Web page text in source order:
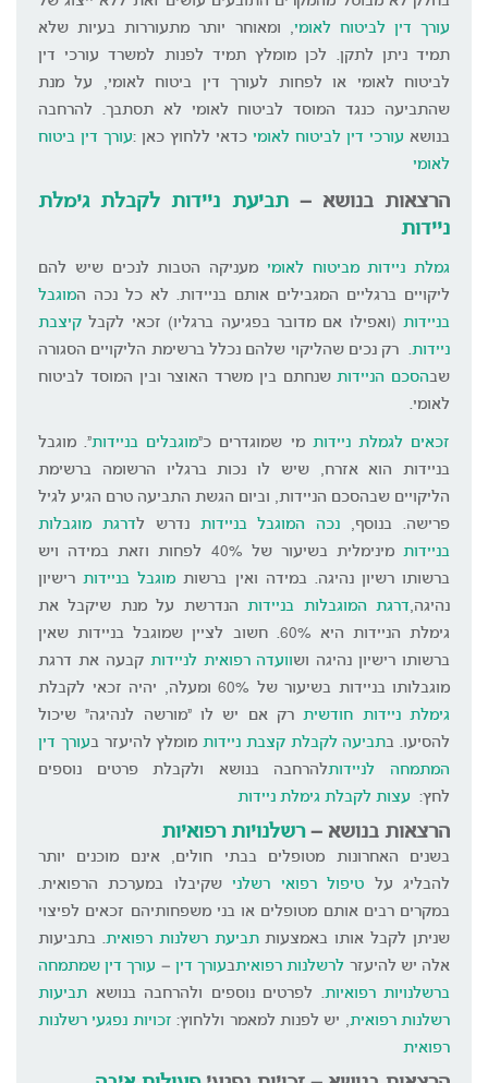
עורך דין לביטוח לאומי, ומאוחר יותר מתעוררות בעיות שלא
תמיד ניתן לתקן. לכן מומלץ תמיד לפנות למשרד עורכי דין
לביטוח לאומי או לפחות לעורך דין ביטוח לאומי, על מנת
שהתביעה כנגד המוסד לביטוח לאומי לא תסתבך. להרחבה
בנושא עורכי דין לביטוח לאומי כדאי ללחוץ כאן :עורך דין ביטוח
לאומי
הרצאות בנושא –תביעת ניידות לקבלת גימלת
ניידות
גמלת ניידות מביטוח לאומי מעניקה הטבות לנכים שיש להם
ליקויים ברגליים המגבילים אותם בניידות. לא כל נכה המוגבל
בניידות (ואפילו אם מדובר בפגיעה ברגליו) זכאי לקבל קיצבת
ניידות. רק נכים שהליקוי שלהם נכלל ברשימת הליקויים הסגורה
שבהסכם הניידותשנחתם בין משרד האוצר ובין המוסד לביטוח
לאומי.
זכאים לגמלת ניידות מי שמוגדרים כ"מוגבלים בניידות". מוגבל
בניידות הוא אזרח, שיש לו נכות ברגליו הרשומה ברשימת
הליקויים שבהסכם הניידות, וביום הגשת התביעה טרם הגיע לגיל
פרישה. בנוסף, נכה המוגבל בניידות נדרש לדרגת מוגבלות
בניידות
מינימלית בשיעור של 40% לפחות וזאת במידה ויש
ברשותו רשיון נהיגה. במידה ואין ברשות מוגבל בניידותרישיון
נהיגה,דרגת המוגבלות בניידותהנדרשת על מנת שיקבל את
גימלת הניידות היא 60%. חשוב לציין שמוגבל בניידות שאין
ברשותו רישיון נהיגה ושוועדה רפואית לניידות קבעה את דרגת
מוגבלותו בניידות בשיעור של 60% ומעלה, יהיה זכאי לקבלת
גימלת ניידות חודשית רק אם יש לו "מורשה לנהיגה" שיכול
להסיעו. בתביעה לקבלת קצבת ניידות מומלץ להיעזר בעורך דין
המתמחה לניידותלהרחבה בנושא ולקבלת פרטים נוספים
לחץ: עצות לקבלת גימלת ניידות
הרצאות בנושא –רשלנויות רפואיות
בשנים האחרונות מטופלים בבתי חולים, אינם מוכנים יותר
להבליג על טיפול רפואי רשלנישקיבלו במערכת הרפואית.
במקרים רבים אותם מטופלים או בני משפחותיהם זכאים לפיצוי
שניתן לקבל אותו באמצעותתביעת רשלנות רפואית. בתביעות
אלה יש להיעזר לרשלנות רפואיתבעורך דין – עורך דין שמתמחה
ברשלנויות רפואיות. לפרטים נוספים ולהרחבה בנושא תביעות
רשלנות רפואית, יש לפנות למאמר וללחוץ: זכויות נפגעי רשלנות
רפואית